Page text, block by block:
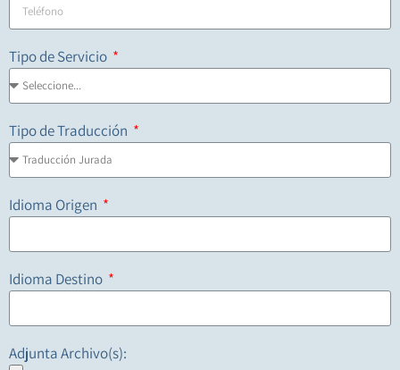
Tipo de Servicio
Tipo de Traducción
Idioma Origen
Idioma Destino
Adjunta Archivo(s):